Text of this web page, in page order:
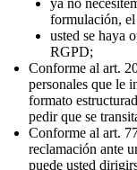
formulación, el
usted se haya
RGPD;
Conforme al art.
personales que le
formato
pedir que se
Conforme al art.
reclamación ante
puede usted